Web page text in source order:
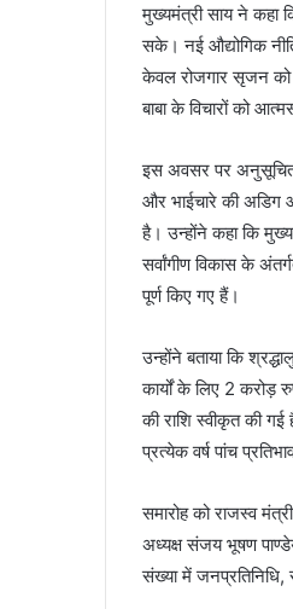
मुख्यमंत्री साय ने कहा
सके। नई औद्योगिक
केवल रोजगार सृजन को
बाबा के विचारों को
इस अवसर पर अनुसूचित
और भाईचारे की अडिग
है। उन्होंने कहा कि
सर्वांगीण विकास के
पूर्ण किए गए हैं।
उन्होंने बताया कि
कार्यों के लिए 2 करोड़
की राशि स्वीकृत की
प्रत्येक वर्ष पांच
समारोह को राजस्व
अध्यक्ष संजय भूषण
संख्या में जनप्रतिनिधि,